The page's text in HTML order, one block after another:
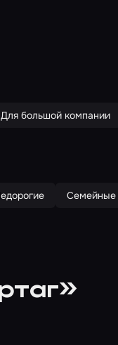
Для большой компании
Семейные